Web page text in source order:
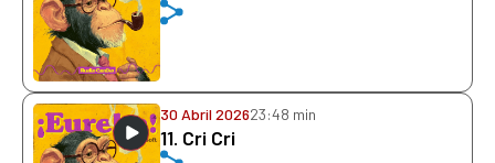
30 Abril 202623:48 min
11. Cri Cri